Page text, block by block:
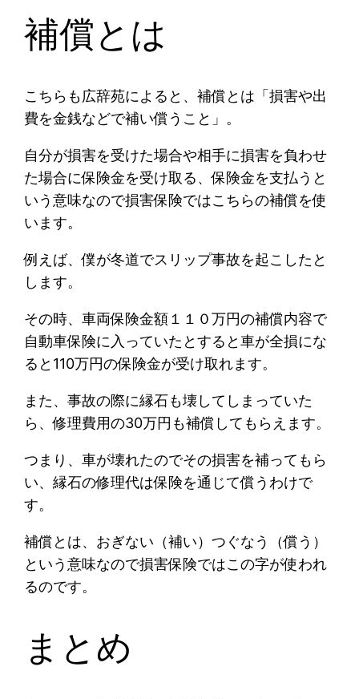
補償とは
こちらも広辞苑によると、補償とは「損害や出
費を金銭などで補い償うこと」。
自分が損害を受けた場合や相手に損害を負わせ
た場合に保険金を受け取る、保険金を支払うと
いう意味なので損害保険ではこちらの補償を使
います。
例えば、僕が冬道でスリップ事故を起こしたと
します。
その時、車両保険金額１１０万円の補償内容で
自動車保険に入っていたとすると車が全損にな
ると110万円の保険金が受け取れます。
また、事故の際に縁石も壊してしまっていた
ら、修理費用の30万円も補償してもらえます。
つまり、車が壊れたのでその損害を補ってもら
い、縁石の修理代は保険を通じて償うわけで
す。
補償とは、おぎない（補い）つぐなう（償う）
という意味なので損害保険ではこの字が使われ
るのです。
まとめ